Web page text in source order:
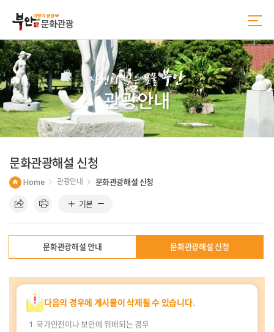
로
가
기
바
로
가
기
자연이 빚은 보물부안
관광안내
문화관광해설 신청
Home 관광안내 문화관광해설 신청
기본
문화관광해설 안내 문화관광해설 신청
다음의 경우에 게시물이 삭제될 수 있습니다.
국가안전이나 보안에 위배되는 경우